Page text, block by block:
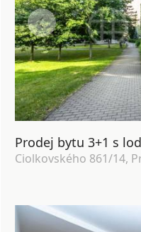
Ciolkovského 861/14,